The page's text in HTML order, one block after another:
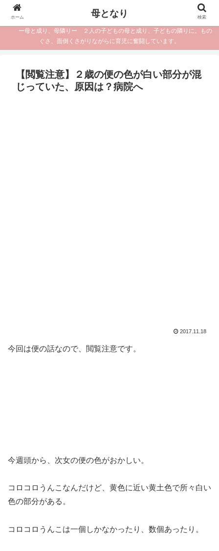
ー母と成り、母隣りー ２人の子どもの母と成り、子どもの隣りに。もの
ぐさ、面倒くさがりながらに育児に奮闘しています。
【閲覧注意】２歳の便の色が白い部分が混
じっていた、原因は？病院へ
2017.11.18
今回は便の話なので、閲覧注意です。
今週頭から、次女の便の色がおかしい。
コロコロうんこなんだけど、黄色に近い黄土色で所々白い
色の部分がある。
コロコロうんこは一個しかなかったり、数個あったり。
ホーム 母となり 検索